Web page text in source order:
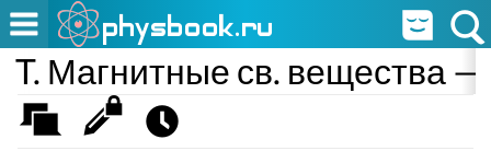
T. Магнитные св. вещества